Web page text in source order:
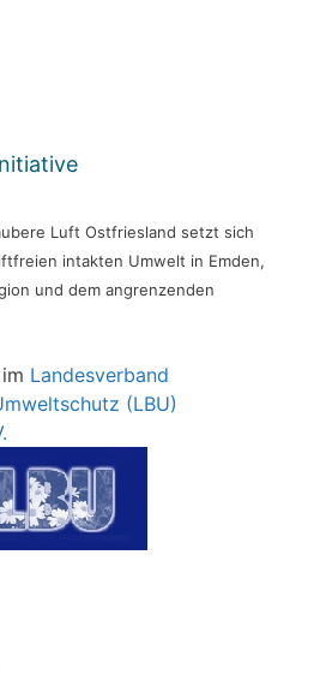
Luft Ostfriesland setzt sich
intakten Umwelt in Emden,
und dem angrenzenden
Landesverband
(LBU)